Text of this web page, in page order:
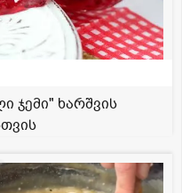
ჯემი" ხარშვის